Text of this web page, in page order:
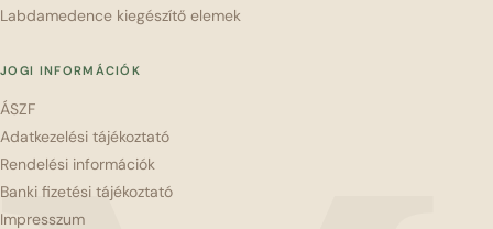
Labdamedence kiegészítő elemek
JOGI INFORMÁCIÓK
ÁSZF
Adatkezelési tájékoztató
Rendelési információk
Banki fizetési tájékoztató
Impresszum